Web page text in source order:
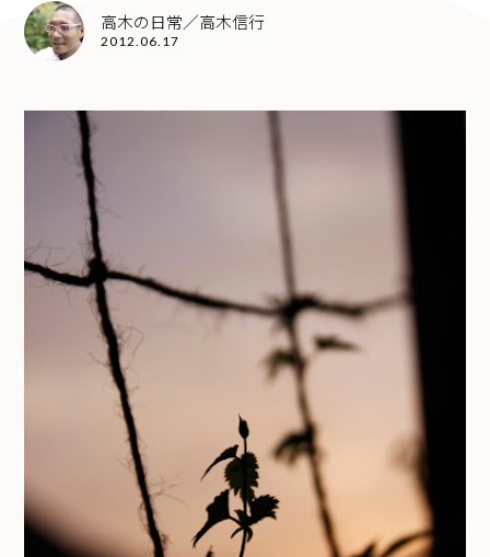
高木の日常／高木信行
2012.06.17